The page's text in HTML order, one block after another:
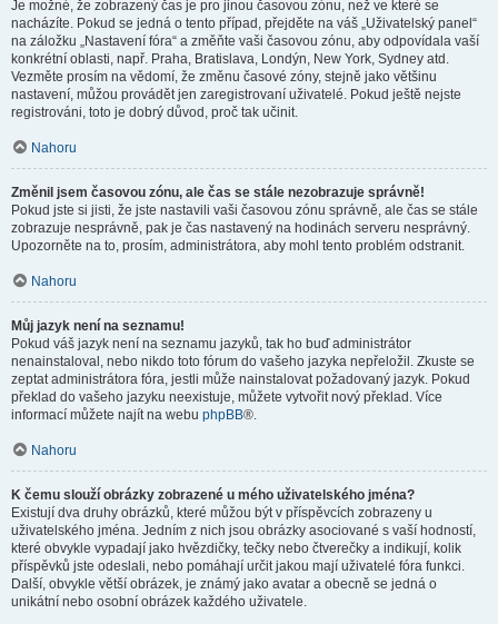
Je možné, že zobrazený čas je pro jinou časovou zónu, než ve které se
nacházíte. Pokud se jedná o tento případ, přejděte na váš „Uživatelský panel“
na záložku „Nastavení fóra“ a změňte vaši časovou zónu, aby odpovídala vaší
konkrétní oblasti, např. Praha, Bratislava, Londýn, New York, Sydney atd.
Vezměte prosím na vědomí, že změnu časové zóny, stejně jako většinu
nastavení, můžou provádět jen zaregistrovaní uživatelé. Pokud ještě nejste
registrováni, toto je dobrý důvod, proč tak učinit.
Nahoru
Změnil jsem časovou zónu, ale čas se stále nezobrazuje správně!
Pokud jste si jisti, že jste nastavili vaši časovou zónu správně, ale čas se stále
zobrazuje nesprávně, pak je čas nastavený na hodinách serveru nesprávný.
Upozorněte na to, prosím, administrátora, aby mohl tento problém odstranit.
Nahoru
Můj jazyk není na seznamu!
Pokud váš jazyk není na seznamu jazyků, tak ho buď administrátor
nenainstaloval, nebo nikdo toto fórum do vašeho jazyka nepřeložil. Zkuste se
zeptat administrátora fóra, jestli může nainstalovat požadovaný jazyk. Pokud
překlad do vašeho jazyku neexistuje, můžete vytvořit nový překlad. Více
informací můžete najít na webu phpBB®.
Nahoru
K čemu slouží obrázky zobrazené u mého uživatelského jména?
Existují dva druhy obrázků, které můžou být v příspěvcích zobrazeny u
uživatelského jména. Jedním z nich jsou obrázky asociované s vaší hodností,
které obvykle vypadají jako hvězdičky, tečky nebo čtverečky a indikují, kolik
příspěvků jste odeslali, nebo pomáhají určit jakou mají uživatelé fóra funkci.
Další, obvykle větší obrázek, je známý jako avatar a obecně se jedná o
unikátní nebo osobní obrázek každého uživatele.